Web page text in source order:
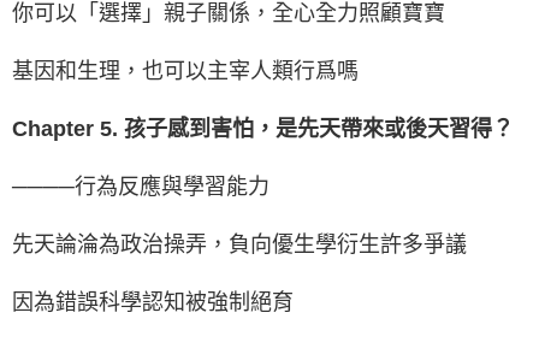
你可以「選擇」親子關係，全心全力照顧寶寶
基因和生理，也可以主宰人類行爲嗎
Chapter 5. 孩子感到害怕，是先天帶來或後天習得？
────行為反應與學習能力
先天論淪為政治操弄，負向優生學衍生許多爭議
因為錯誤科學認知被強制絕育